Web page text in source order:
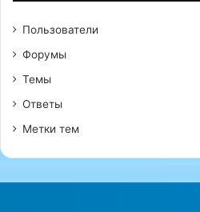
Пользователи
Форумы
Темы
Ответы
Метки тем